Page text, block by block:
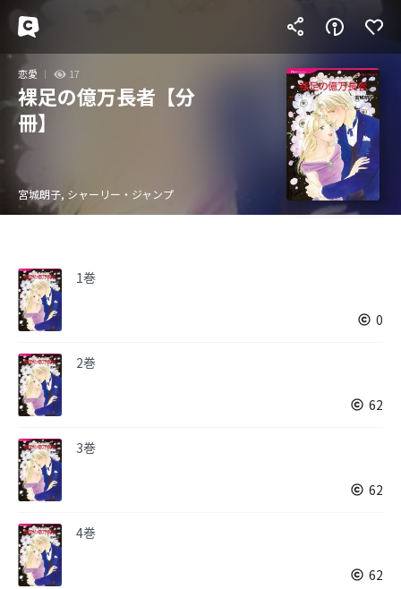
恋愛 17
裸足の億万長者【分
冊】
宮城朗子, シャーリー・ジャンプ
1巻
0
2巻
62
3巻
62
4巻
62